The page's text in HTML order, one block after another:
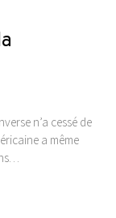
n’a cessé de
a même